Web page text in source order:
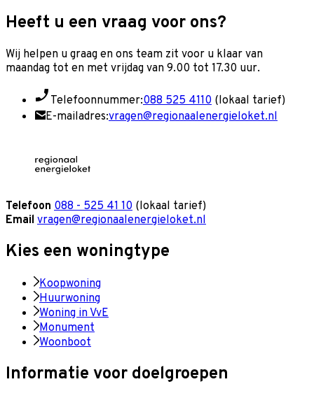
Heeft u een vraag voor ons?
Wij helpen u graag en ons team zit voor u klaar van
maandag tot en met vrijdag van 9.00 tot 17.30 uur.
Telefoonnummer:088 525 4110 (lokaal tarief)
E-mailadres:vragen@regionaalenergieloket.nl
Telefoon 088 - 525 41 10 (lokaal tarief)
Email vragen@regionaalenergieloket.nl
Kies een woningtype
Koopwoning
Huurwoning
Woning in VvE
Monument
Woonboot
Informatie voor doelgroepen